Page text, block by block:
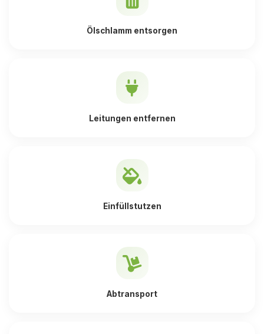
Ölschlamm entsorgen
Leitungen entfernen
Einfüllstutzen
Abtransport